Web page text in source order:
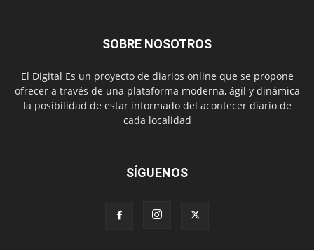
SOBRE NOSOTROS
El Digital Es un proyecto de diarios online que se propone
ofrecer a través de una plataforma moderna, ágil y dinámica
la posibilidad de estar informado del acontecer diario de
cada localidad
SÍGUENOS